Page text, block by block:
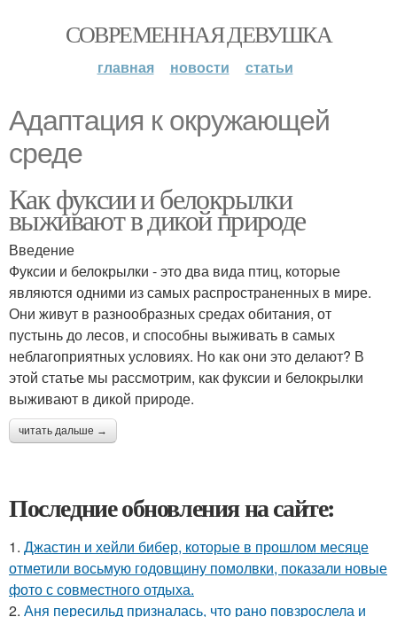
СОВРЕМЕННАЯ ДЕВУШКА
главная новости статьи
Адаптация к окружающей
среде
Как фуксии и белокрылки
выживают в дикой природе
Введение
Фуксии и белокрылки - это два вида птиц, которые
являются одними из самых распространенных в мире.
Они живут в разнообразных средах обитания, от
пустынь до лесов, и способны выживать в самых
неблагоприятных условиях. Но как они это делают? В
этой статье мы рассмотрим, как фуксии и белокрылки
выживают в дикой природе.
читать дальше →
Последние обновления на сайте:
1. Джастин и хейли бибер, которые в прошлом месяце
отметили восьмую годовщину помолвки, показали новые
фото с совместного отдыха.
2. Аня пересильд призналась, что рано повзрослела и